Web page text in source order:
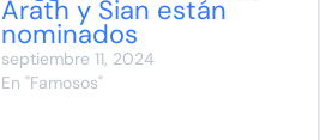
Arath y Sian están
nominados
septiembre 11, 2024
En "Famosos"